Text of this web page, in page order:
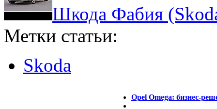
Шкода Фабия
Метки статьи:
Skoda
Opel Omega: бизнес-